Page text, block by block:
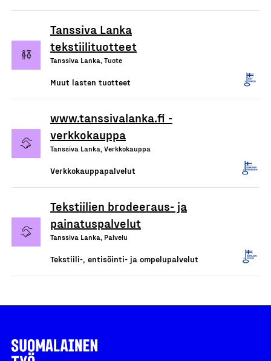
Tanssiva Lanka
tekstiilituotteet
Tanssiva Lanka, Tuote
Muut lasten tuotteet
www.tanssivalanka.fi -
verkkokauppa
Tanssiva Lanka, Verkkokauppa
Verkkokauppapalvelut
Tekstiilien brodeeraus- ja
painatuspalvelut
Tanssiva Lanka, Palvelu
Tekstiili-, entisöinti- ja ompelupalvelut